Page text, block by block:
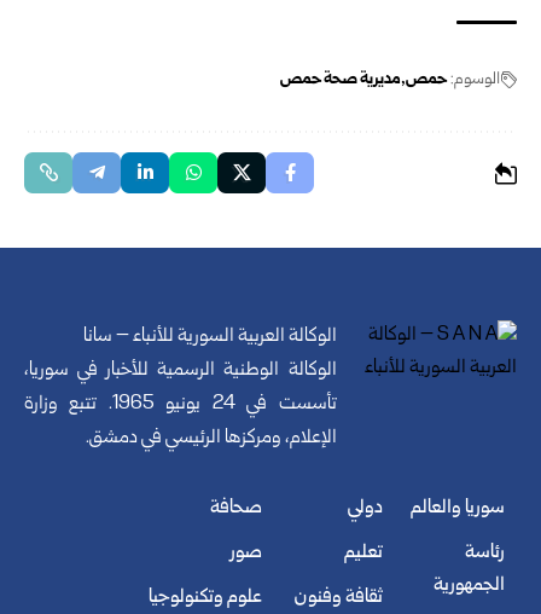
الوسوم:حمص مديرية صحة حمص
الوكالة العربية السورية للأنباء – سانا
الوكالة الوطنية الرسمية للأخبار في سوريا،
تأسست في 24 يونيو 1965. تتبع وزارة
الإعلام، ومركزها الرئيسي في دمشق.
سوريا والعالم
رئاسة
الجمهورية
دولي
تعليم
ثقافة وفنون
صحافة
صور
علوم وتكنولوجيا